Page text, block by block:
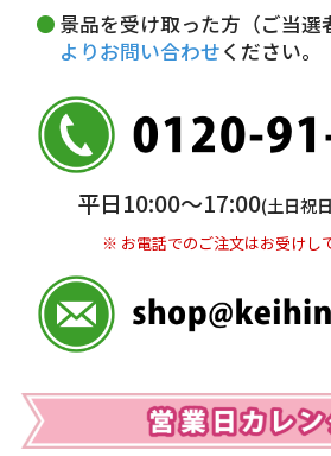
銀行振込(前払
普通 7263489
＜口座名＞ カ）ディ
※ 振込み手数料お客様
景品を受け取った方（ご当選
よりお問い合わせください。
平日10:00〜17:00(土日祝
※ お電話でのご注文はお受けし